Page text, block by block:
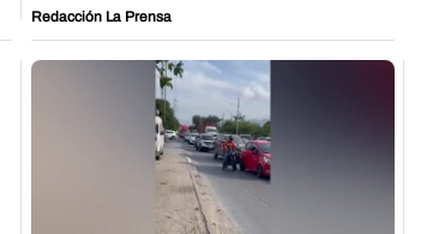
Redacción La Prensa